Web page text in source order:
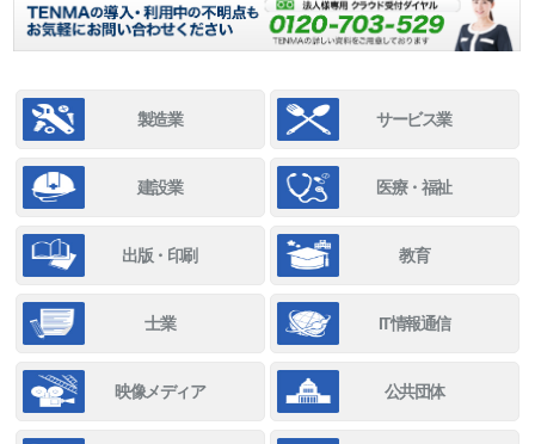
製造業 サービス業
建設業 医療・福祉
出版・印刷 教育
士業 IT情報通信
映像メディア 公共団体